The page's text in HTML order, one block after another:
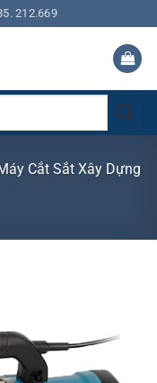
212.669
Cắt Sắt Xây Dựng